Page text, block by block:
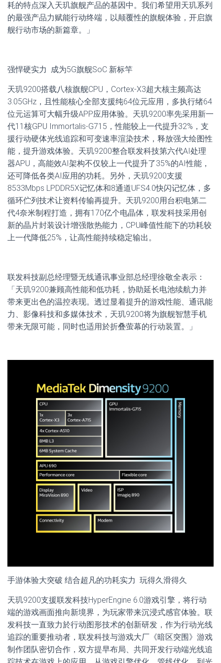
耗的特点深入天玑旗舰产品的基因中。我们希望用天玑系列
的最强产品力赋能行动终端，以颠覆性的旗舰体验，开启旗
舰行动市场的新篇章。」
强悍硬实力 成为5G旗舰SoC 新标竿
天玑9200搭载八核旗舰CPU，Cortex-X3超大核主频高达
3.05GHz，且性能核心全部支援纯64位元应用，多执行绪64
位元运算可大幅升级APP应用体验。天玑9200率先采用新一
代11核GPU Immortalis-G715，性能较上一代提升32%，支
援行动硬体光线追踪和可变速率渲染技术，释放强大绘图性
能，提升游戏体验。天玑9200整合联发科技第六代AI处理
器APU，高能效AI架构不仅较上一代提升了35%的AI性能，
还可降低各类AI应用的功耗。另外，天玑9200支援
8533Mbps LPDDR5X记忆体和8通道UFS4.0快闪记忆体，多
循环伫列技术让资料传输再提升。天玑9200用台积电第二
代4奈米制程打造，拥有170亿个电晶体，联发科技采用创
新的晶片封装设计增强散热能力，CPU峰值性能下的功耗较
上一代降低25%，让高性能持续稳定输出。
联发科技副总经理暨无线通讯事业部总经理徐敬全表示：
「天玑9200兼顾高性能和低功耗，协助延长电池续航力并
带来更出色的温控表现。透过显着提升的游戏性能、通讯能
力、影像科技和多媒体技术，天玑9200将为旗舰智慧手机
带来无限可能，同时也适用於折叠萤幕的行动装置。」
手游体验大突破 结合超凡的功耗实力 玩得久滑得久
天玑9200支援联发科技HyperEngine 6.0游戏引擎，将行动
端的游戏画面推向新境界，为玩家带来沉浸式感官体验。联
发科技一直致力於行动图形技术的创新研发，作为行动光线
追踪的重要推动者，联发科技与游戏大厂《暗区突围》游戏
制作团队密切合作，双方提早布局、共同开发行动端光线追